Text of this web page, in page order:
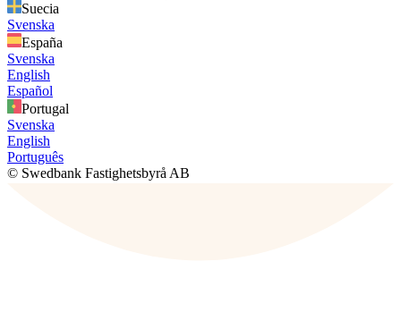
Suecia
Svenska
España
Svenska
English
Español
Portugal
Svenska
English
Português
© Swedbank Fastighetsbyrå AB